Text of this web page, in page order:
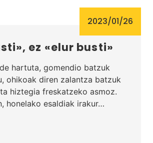
2023/01/26
ez «elur busti»
hartuta, gomendio batzuk
ohikoak diren zalantza batzuk
hiztegia freskatzeko asmoz.
honelako esaldiak irakur…